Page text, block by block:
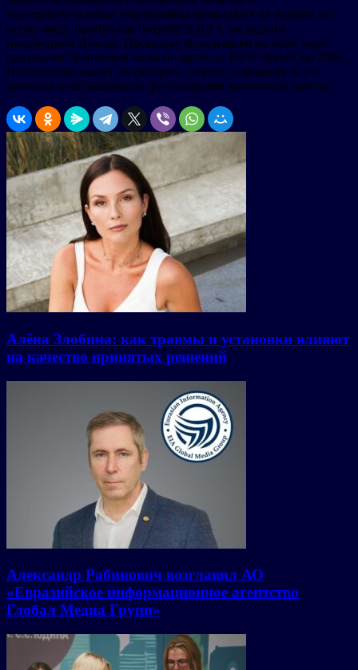
экспериментальные мероприятия проводятся на рынках по
всему миру, приближая потребителей к последним
инновациям Hisense. Поскольку болельщики во всем мире
празднуют Чемпионат мира по футболу FIFA World Cup 2026,
Hisense приглашает их смотреть, играть, соревноваться и
делиться незабываемыми футбольными моментами вместе.
Алёна Злобина: как травмы и установки влияют
на качество принятых решений
Александр Рабинович возглавил АО
«Евразийское информационное агентство
Глобал Медиа Групп»